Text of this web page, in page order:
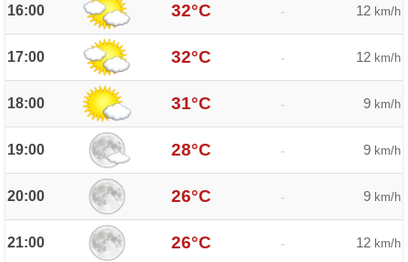
16:00 32°C - 12 km/h
17:00 32°C - 12 km/h
18:00 31°C - 9 km/h
19:00 28°C - 9 km/h
20:00 26°C - 9 km/h
21:00 26°C - 12 km/h